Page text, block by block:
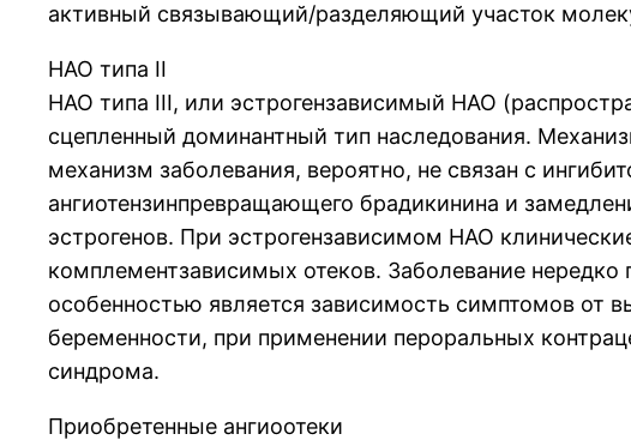
активный связывающий/разделяющий участок
НАО типа II
НАО типа III, или эстрогензависимый НАО
сцепленный доминантный тип наследования.
механизм заболевания, вероятно, не связан с
ангиотензинпревращающего брадикинина и
эстрогенов. При эстрогензависимом НАО
комплементзависимых отеков. Заболевание
особенностью является зависимость симптомов от
беременности, при применении пероральных
синдрома.
Приобретенные ангиоотеки